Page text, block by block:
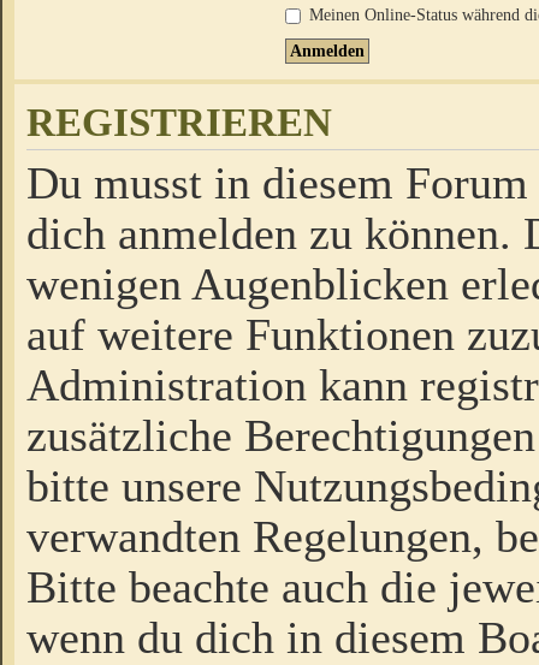
Meinen Online-Status während
REGISTRIEREN
Du musst in diesem
dich anmelden zu
wenigen Augenblicken
auf weitere Funktionen
Administration kann
zusätzliche
bitte unsere
verwandten Regelungen,
Bitte beachte auch die
wenn du dich in diesem